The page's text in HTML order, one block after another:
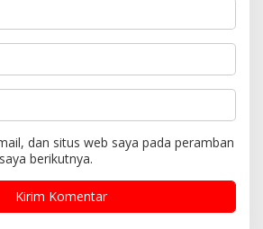
dan situs web saya pada peramban
berikutnya.